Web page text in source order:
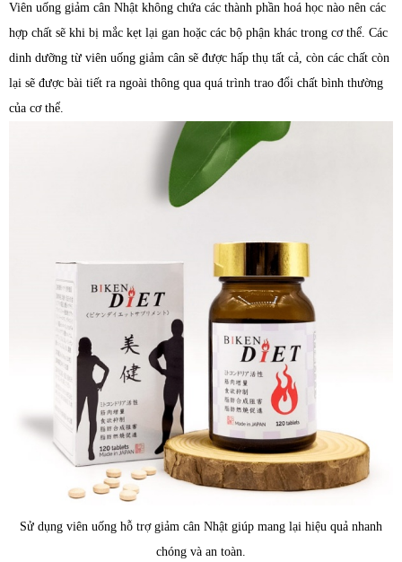
Viên uống giảm cân Nhật không chứa các thành phần hoá học nào nên các
hợp chất sẽ khi bị mắc kẹt lại gan hoặc các bộ phận khác trong cơ thể. Các
dinh dưỡng từ viên uống giảm cân sẽ được hấp thụ tất cả, còn các chất còn
lại sẽ được bài tiết ra ngoài thông qua quá trình trao đổi chất bình thường
của cơ thể.
Sử dụng viên uống hỗ trợ giảm cân Nhật giúp mang lại hiệu quả nhanh
chóng và an toàn.